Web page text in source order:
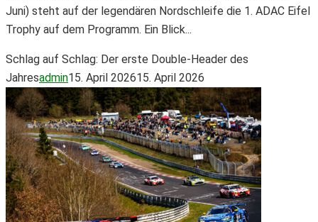
Juni) steht auf der legendären Nordschleife die 1. ADAC Eifel
Trophy auf dem Programm. Ein Blick...
Schlag auf Schlag: Der erste Double-Header des
Jahresadmin15. April 202615. April 2026